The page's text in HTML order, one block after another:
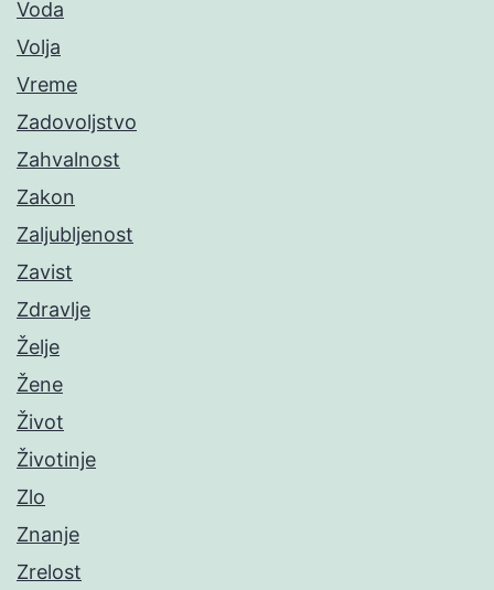
Voda
Volja
Vreme
Zadovoljstvo
Zahvalnost
Zakon
Zaljubljenost
Zavist
Zdravlje
Želje
Žene
Život
Životinje
Zlo
Znanje
Zrelost